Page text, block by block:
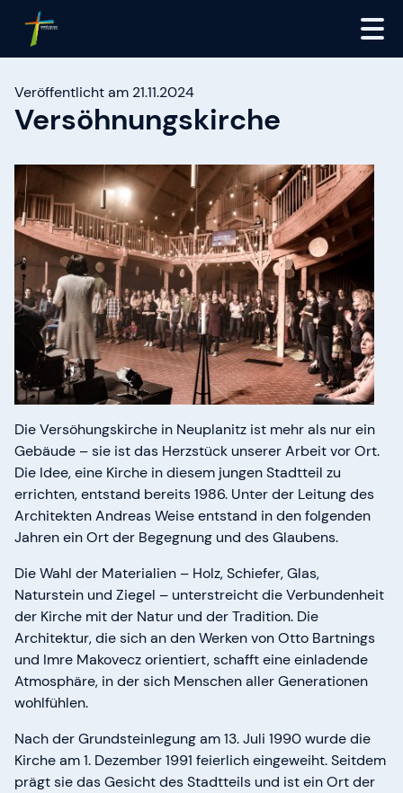
Veröffentlicht am 21.11.2024
Versöhnungskirche
Die Versöhungskirche in Neuplanitz ist mehr als nur ein
Gebäude – sie ist das Herzstück unserer Arbeit vor Ort.
Die Idee, eine Kirche in diesem jungen Stadtteil zu
errichten, entstand bereits 1986. Unter der Leitung des
Architekten Andreas Weise entstand in den folgenden
Jahren ein Ort der Begegnung und des Glaubens.
Die Wahl der Materialien – Holz, Schiefer, Glas,
Naturstein und Ziegel – unterstreicht die Verbundenheit
der Kirche mit der Natur und der Tradition. Die
Architektur, die sich an den Werken von Otto Bartnings
und Imre Makovecz orientiert, schafft eine einladende
Atmosphäre, in der sich Menschen aller Generationen
wohlfühlen.
Nach der Grundsteinlegung am 13. Juli 1990 wurde die
Kirche am 1. Dezember 1991 feierlich eingeweiht. Seitdem
prägt sie das Gesicht des Stadtteils und ist ein Ort der